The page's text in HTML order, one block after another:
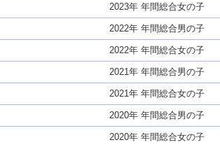
2023年 年間総合女の子
2022年 年間総合男の子
2022年 年間総合女の子
2021年 年間総合男の子
2021年 年間総合女の子
2020年 年間総合男の子
2020年 年間総合女の子